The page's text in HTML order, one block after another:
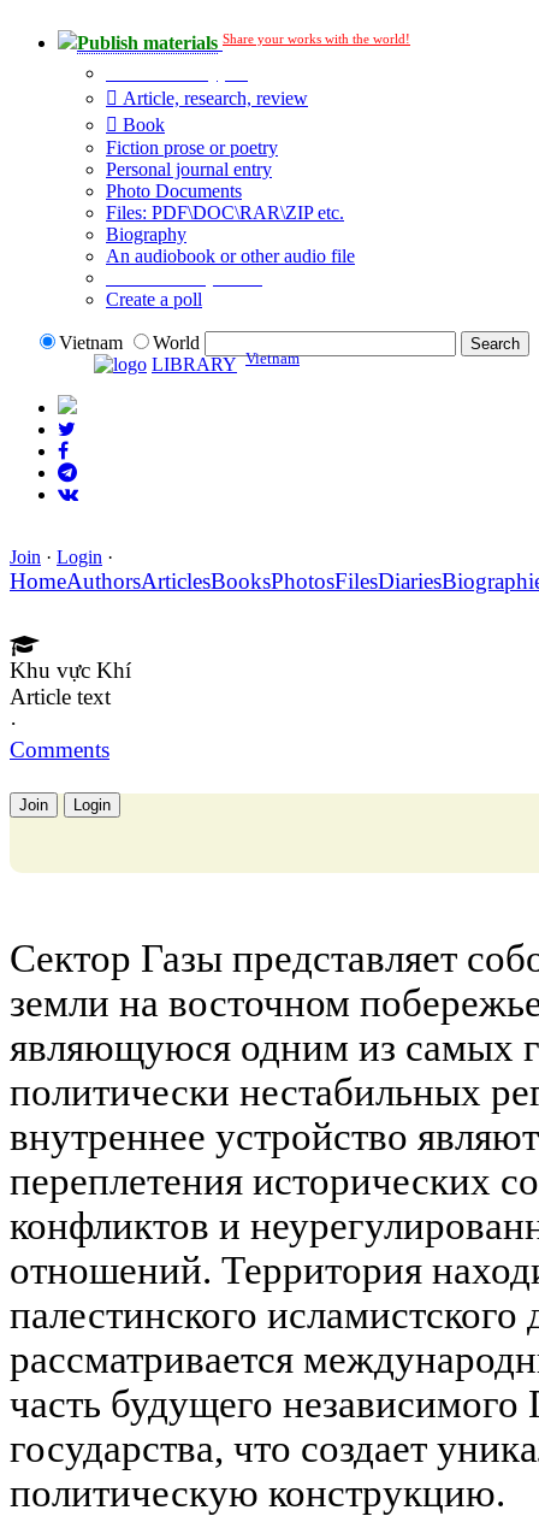
Publish materials Share your works with the world!
Article, research, review
Book
Fiction prose or poetry
Personal journal entry
Photo Documents
Files: PDF\DOC\RAR\ZIP etc.
Biography
An audiobook or other audio file
Create a poll
Vietnam
World
LIBRARY Vietnam
Join · Login ·
HomeAuthorsArticlesBooksPhotosFilesDiaries
Khu vực Khí
Article text
·
Comments
Join Login
Сектор Газы представляет
земли на восточном
являющуюся одним из самых
политически нестабильных
внутреннее устройство
переплетения исторических
конфликтов и
отношений. Территория
палестинского
рассматривается
часть будущего независимого
государства, что создает
политическую конструкцию.